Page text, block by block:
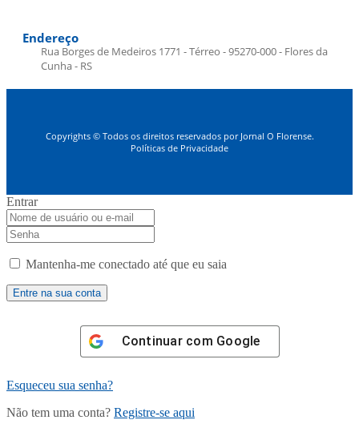
Endereço
Rua Borges de Medeiros 1771 - Térreo - 95270-000 - Flores da
Cunha - RS
Copyrights © Todos os direitos reservados por Jornal O Florense.
Políticas de Privacidade
Entrar
Mantenha-me conectado até que eu saia
Continuar com Google
Esqueceu sua senha?
Não tem uma conta? Registre-se aqui